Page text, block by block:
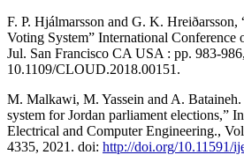
F. P. Hjálmarsson and G. K.
Voting System” International
Jul. San Francisco CA USA : pp. 983-
10.1109/CLOUD.2018.00151.
M. Malkawi, M. Yassein and A.
system for Jordan parliament elections,”
Electrical and Computer Engineering.,
4335, 2021. doi: http://doi.org/10.11591/